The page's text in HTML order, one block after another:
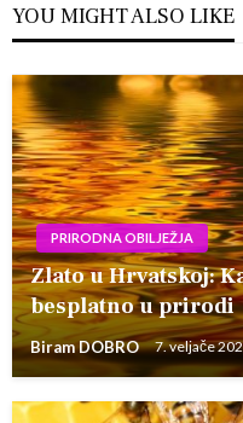
YOU MIGHT ALSO LIKE
PRIRODNA OBILJEŽJA
Zlato u Hrvatskoj:
besplatno u prirodi
Biram DOBRO 7. veljače